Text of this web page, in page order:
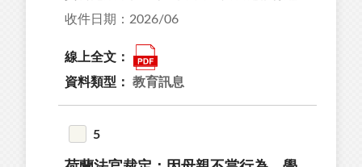
收件日期：2026/06
線上全文：
資料類型： 教育訊息
5